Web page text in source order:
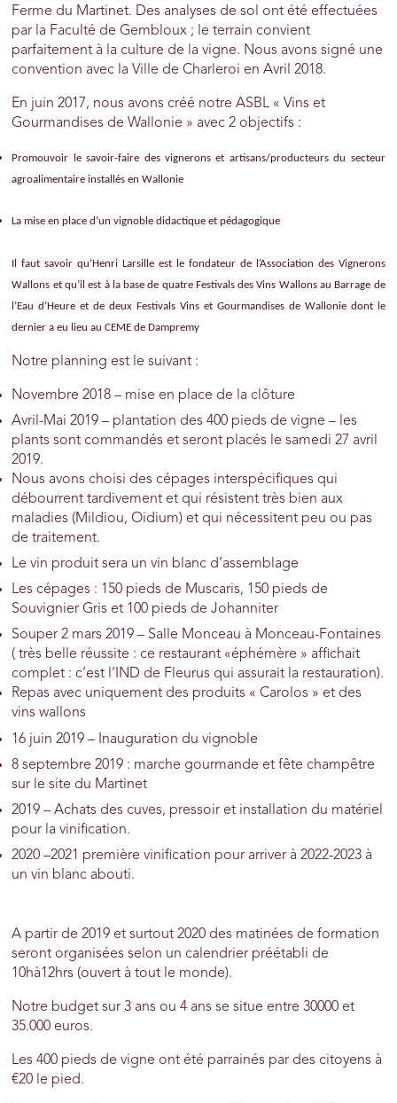
Ferme du Martinet. Des analyses de sol ont été effectuées
par la Faculté de Gembloux ; le terrain convient
parfaitement à la culture de la vigne. Nous avons signé une
convention avec la Ville de Charleroi en Avril 2018.
En juin 2017, nous avons créé notre ASBL « Vins et
Gourmandises de Wallonie » avec 2 objectifs :
Promouvoir le savoir-faire des vignerons et artisans/producteurs du secteur
agroalimentaire installés en Wallonie
La mise en place d’un vignoble didactique et pédagogique
Il faut savoir qu’Henri Larsille est le fondateur de l’Association des Vignerons
Wallons et qu’il est à la base de quatre Festivals des Vins Wallons au Barrage de
l’Eau d’Heure et de deux Festivals Vins et Gourmandises de Wallonie dont le
dernier a eu lieu au CEME de Dampremy
Notre planning est le suivant :
Novembre 2018 – mise en place de la clôture
Avril-Mai 2019 – plantation des 400 pieds de vigne – les
plants sont commandés et seront placés le samedi 27 avril
2019.
Nous avons choisi des cépages interspécifiques qui
débourrent tardivement et qui résistent très bien aux
maladies (Mildiou, Oidium) et qui nécessitent peu ou pas
de traitement.
Le vin produit sera un vin blanc d’assemblage
Les cépages : 150 pieds de Muscaris, 150 pieds de
Souvignier Gris et 100 pieds de Johanniter
Souper 2 mars 2019 – Salle Monceau à Monceau-Fontaines
( très belle réussite : ce restaurant «éphémère » affichait
complet : c’est l’IND de Fleurus qui assurait la restauration).
Repas avec uniquement des produits « Carolos » et des
vins wallons
16 juin 2019 – Inauguration du vignoble
8 septembre 2019 : marche gourmande et fête champêtre
sur le site du Martinet
2019 – Achats des cuves, pressoir et installation du matériel
pour la vinification.
2020 –2021 première vinification pour arriver à 2022-2023 à
un vin blanc abouti.
A partir de 2019 et surtout 2020 des matinées de formation
seront organisées selon un calendrier préétabli de
10hà12hrs (ouvert à tout le monde).
Notre budget sur 3 ans ou 4 ans se situe entre 30000 et
35.000 euros.
Les 400 pieds de vigne ont été parrainés par des citoyens à
€20 le pied.